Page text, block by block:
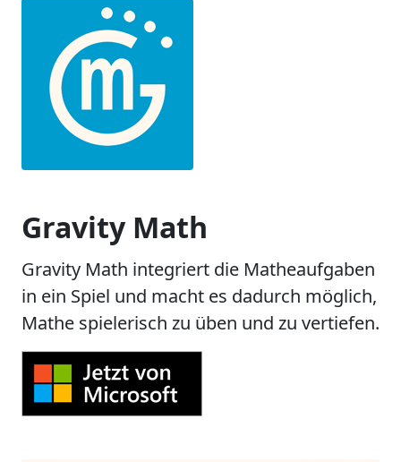
Gravity Math
Gravity Math integriert die Matheaufgaben
in ein Spiel und macht es dadurch möglich,
Mathe spielerisch zu üben und zu vertiefen.